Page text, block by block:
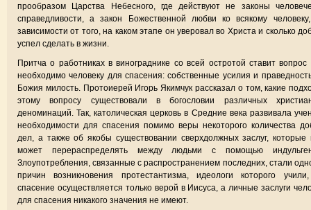
прообразом Царства Небесного, где действуют не законы
справедливости, а закон Божественной любви ко всякому
зависимости от того, на каком этапе он уверовал во Христа и сколько
успел сделать в жизни.
Притча о работниках в винограднике со всей остротой ставит вопрос
необходимо человеку для спасения: собственные усилия и
Божия милость. Протоиерей Игорь Якимчук рассказал о том, какие
этому вопросу существовали в богословии различных
деноминаций. Так, католическая церковь в Средние века развивала
необходимости для спасения помимо веры некоторого количества
дел, а также об якобы существовании сверхдолжных заслуг, которые
может перераспределять между людьми с помощью
Злоупотребления, связанные с распространением последних, стали
причин возникновения протестантизма, идеологи которого
спасение осуществляется только верой в Иисуса, а личные заслуги
для спасения никакого значения не имеют.